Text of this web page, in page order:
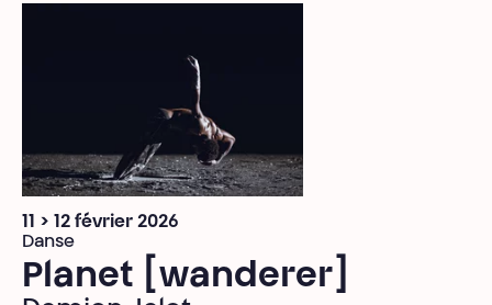
11 > 12 février 2026
Danse
Planet [wanderer]